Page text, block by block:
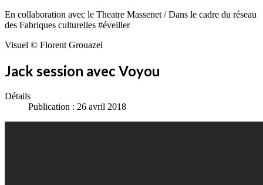
En collaboration avec le Theatre Massenet / Dans le cadre du réseau
des Fabriques culturelles #éveiller
Visuel © Florent Grouazel
Jack session avec Voyou
Détails
Publication : 26 avril 2018